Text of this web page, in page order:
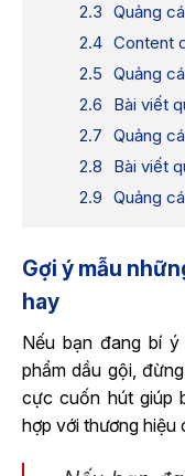
Quảng
Content
Quảng
Bài viết
Quảng
Bài viết
Quảng
Gợi ý mẫu
hay
Nếu bạn đang bí
phẩm dầu gội,
cực cuốn hút giúp
hợp với thương hiệu